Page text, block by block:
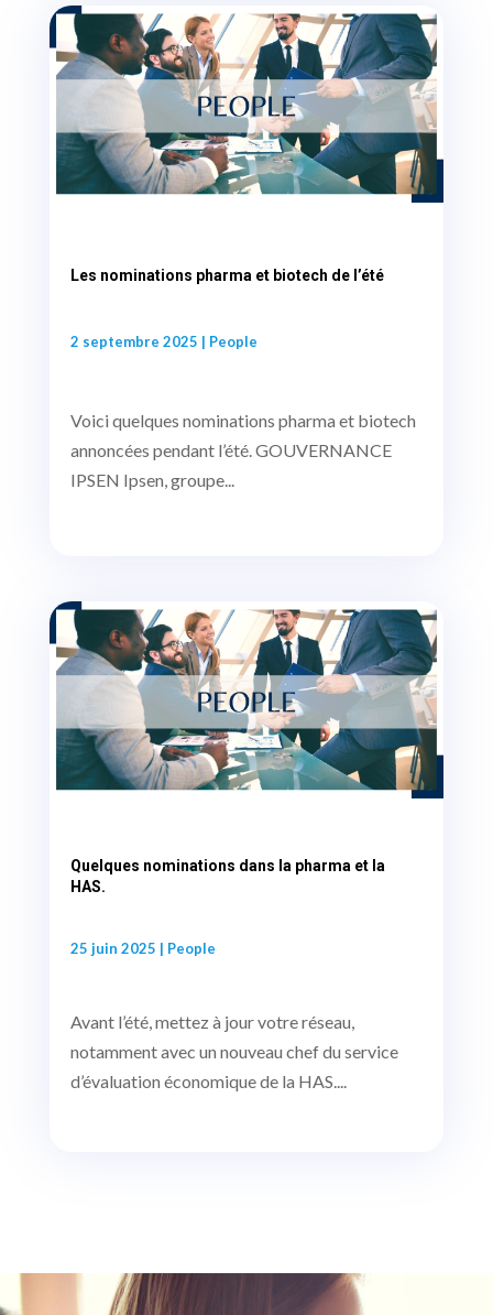
Les nominations pharma et biotech de l’été
2 septembre 2025 | People
Voici quelques nominations pharma et biotech
annoncées pendant l’été. GOUVERNANCE
IPSEN Ipsen, groupe...
Quelques nominations dans la pharma et la
HAS.
25 juin 2025 | People
Avant l’été, mettez à jour votre réseau,
notamment avec un nouveau chef du service
d’évaluation économique de la HAS....